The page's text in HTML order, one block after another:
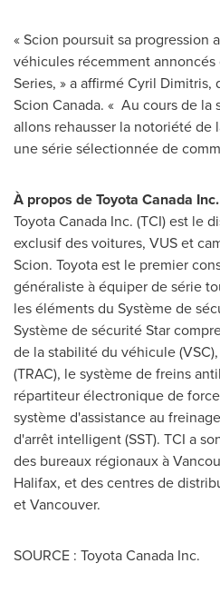
« Scion poursuit sa progression
véhicules récemment annoncés
Series, » a affirmé Cyril
Scion Canada. « Au cours de la
allons rehausser la notoriété de
une série sélectionnée de
À propos de Toyota Canada Inc.
ToyotaCanada Inc. (TCI) est le
exclusif des voitures, VUS et
Scion. Toyota est le premier
généraliste à équiper de série
les éléments du Système de
Système de sécurité Star
de la stabilité du véhicule
(TRAC), le système de freins
répartiteur électronique de
système d'assistance au
d'arrêt intelligent (SST). TCI a
des bureaux régionaux à
Halifax, et des centres de
etVancouver.
SOURCE : Toyota Canada Inc.